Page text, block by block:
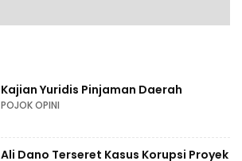
Kajian Yuridis Pinjaman Daerah
POJOK OPINI
Ali Dano Terseret Kasus Korupsi Proyek